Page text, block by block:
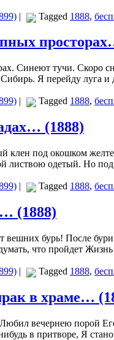
| Tagged 1888,
Синеют тучи. Скоро
Я перейду луга
| Tagged 1888,
(1888)
клен под окошком
листвою одетый. Но
| Tagged 1888,
(1888)
вешних бурь! После
что пройдет
| Tagged 1888,
в храме…
вечернею порой
в притворе, Я